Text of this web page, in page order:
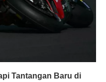
Tantangan Baru di